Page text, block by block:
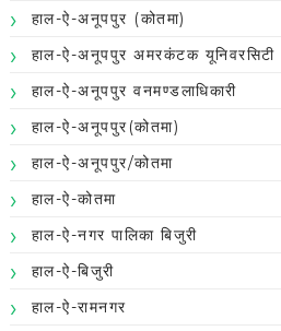
हाल-ऐ-अनूपपुर (कोतमा)
हाल-ऐ-अनूपपुर अमरकंटक यूनिवरसिटी
हाल-ऐ-अनूपपुर वनमण्डलाधिकारी
हाल-ऐ-अनूपपुर(कोतमा)
हाल-ऐ-अनूपपुर/कोतमा
हाल-ऐ-कोतमा
हाल-ऐ-नगर पालिका बिजुरी
हाल-ऐ-बिजुरी
हाल-ऐ-रामनगर